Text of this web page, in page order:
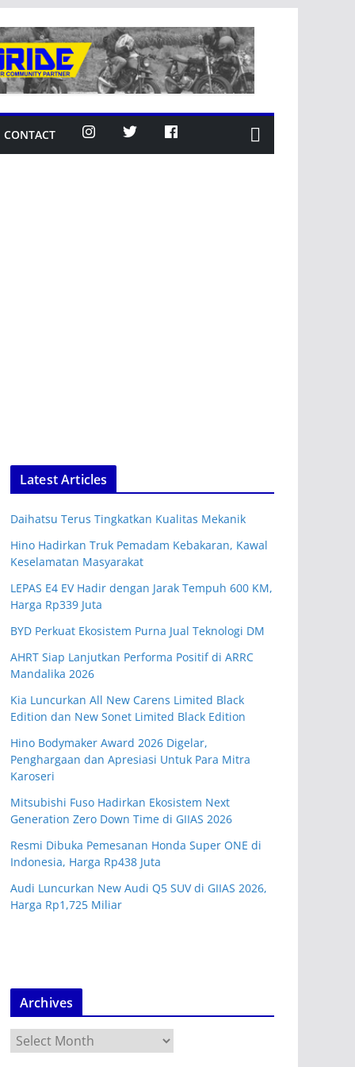
CONTACT
Latest Articles
Daihatsu Terus Tingkatkan Kualitas Mekanik
Hino Hadirkan Truk Pemadam Kebakaran, Kawal
Keselamatan Masyarakat
LEPAS E4 EV Hadir dengan Jarak Tempuh 600 KM,
Harga Rp339 Juta
BYD Perkuat Ekosistem Purna Jual Teknologi DM
AHRT Siap Lanjutkan Performa Positif di ARRC
Mandalika 2026
Kia Luncurkan All New Carens Limited Black
Edition dan New Sonet Limited Black Edition
Hino Bodymaker Award 2026 Digelar,
Penghargaan dan Apresiasi Untuk Para Mitra
Karoseri
Mitsubishi Fuso Hadirkan Ekosistem Next
Generation Zero Down Time di GIIAS 2026
Resmi Dibuka Pemesanan Honda Super ONE di
Indonesia, Harga Rp438 Juta
Audi Luncurkan New Audi Q5 SUV di GIIAS 2026,
Harga Rp1,725 Miliar
Archives
r